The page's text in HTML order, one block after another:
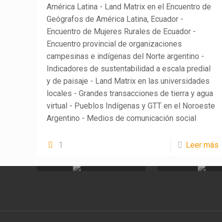
América Latina - Land Matrix en el Encuentro de
Geógrafos de América Latina, Ecuador -
Encuentro de Mujeres Rurales de Ecuador -
Encuentro provincial de organizaciones
campesinas e indígenas del Norte argentino -
Indicadores de sustentabilidad a escala predial
y de paisaje - Land Matrix en las universidades
locales - Grandes transacciones de tierra y agua
virtual - Pueblos Indígenas y GTT en el Noroeste
Argentino - Medios de comunicación social
1 Leer más
LandMatrix